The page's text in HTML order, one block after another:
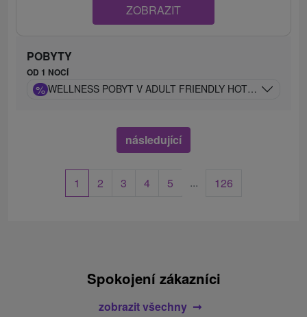
ZOBRAZIT
POBYTY
OD 1 NOCÍ
% WELLNESS POBYT V ADULT FRIENDLY HOTELU:
následující
1 2 3 4 5 ... 126
Spokojení zákazníci
zobrazit všechny